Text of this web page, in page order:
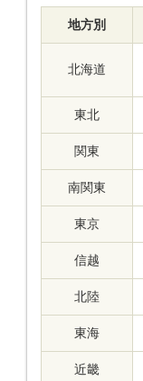
地方別
北海道
東北
関東
南関東
東京
信越
北陸
東海
近畿